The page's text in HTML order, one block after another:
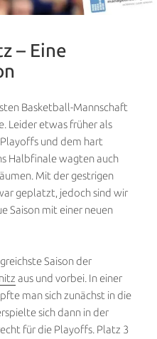
– Eine
Basketball-Mannschaft
Leider etwas früher als
und dem hart
Halbfinale wagten auch
Mit der gestrigen
geplatzt, jedoch sind wir
Saison mit einer neuen
Saison der
aus und vorbei. In einer
man sich zunächst in die
sich dann in der
für die Playoffs. Platz 3